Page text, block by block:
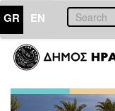
GR EN
ΔΗΜΟΣ
Δελτία
Τύπου